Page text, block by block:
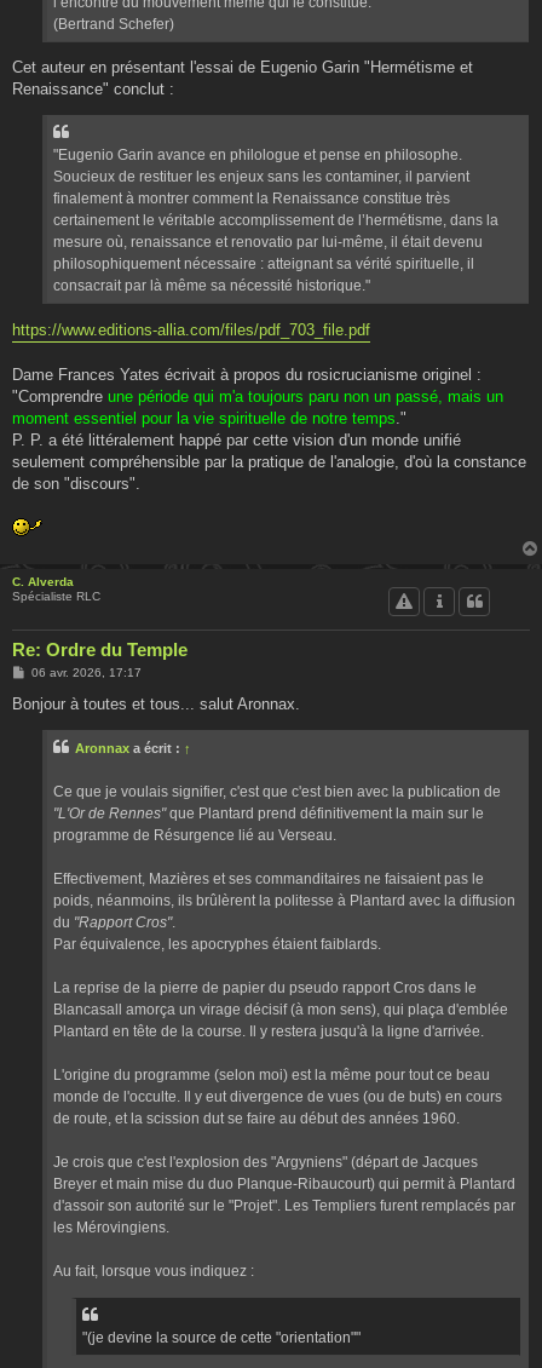
(Bertrand Schefer)
Cet auteur en présentant l'essai de Eugenio Garin "Hermétisme et
Renaissance" conclut :
"Eugenio Garin avance en philologue et pense en philosophe.
Soucieux de restituer les enjeux sans les contaminer, il parvient
finalement à montrer comment la Renaissance constitue très
certainement le véritable accomplissement de l’hermétisme, dans la
mesure où, renaissance et renovatio par lui-même, il était devenu
philosophiquement nécessaire : atteignant sa vérité spirituelle, il
consacrait par là même sa nécessité historique."
https://www.editions-allia.com/files/pdf_703_file.pdf
Dame Frances Yates écrivait à propos du rosicrucianisme originel :
"Comprendre une période qui m'a toujours paru non un passé, mais un
moment essentiel pour la vie spirituelle de notre temps ."
P. P. a été littéralement happé par cette vision d'un monde unifié
seulement compréhensible par la pratique de l'analogie, d'où la constance
de son "discours".
C. Alverda
Spécialiste RLC
Re: Ordre du Temple
M
s
06 avr. 2026, 17:17
Bonjour à toutes et tous... salut Aronnax.
Aronnax a écrit : ↑
Ce que je voulais signifier, c'est que c'est bien avec la publication de
"L'Or de Rennes"que Plantard prend définitivement la main sur le
programme de Résurgence lié au Verseau.
Effectivement, Mazières et ses commanditaires ne faisaient pas le
poids, néanmoins, ils brûlèrent la politesse à Plantard avec la diffusion
du "Rapport Cros".
Par équivalence, les apocryphes étaient faiblards.
La reprise de la pierre de papier du pseudo rapport Cros dans le
Blancasall amorça un virage décisif (à mon sens), qui plaça d'emblée
Plantard en tête de la course. Il y restera jusqu'à la ligne d'arrivée.
L'origine du programme (selon moi) est la même pour tout ce beau
monde de l'occulte. Il y eut divergence de vues (ou de buts) en cours
de route, et la scission dut se faire au début des années 1960.
Je crois que c'est l'explosion des "Argyniens" (départ de Jacques
Breyer et main mise du duo Planque-Ribaucourt) qui permit à Plantard
d'assoir son autorité sur le "Projet". Les Templiers furent remplacés par
les Mérovingiens.
Au fait, lorsque vous indiquez :
"(je devine la source de cette "orientation""